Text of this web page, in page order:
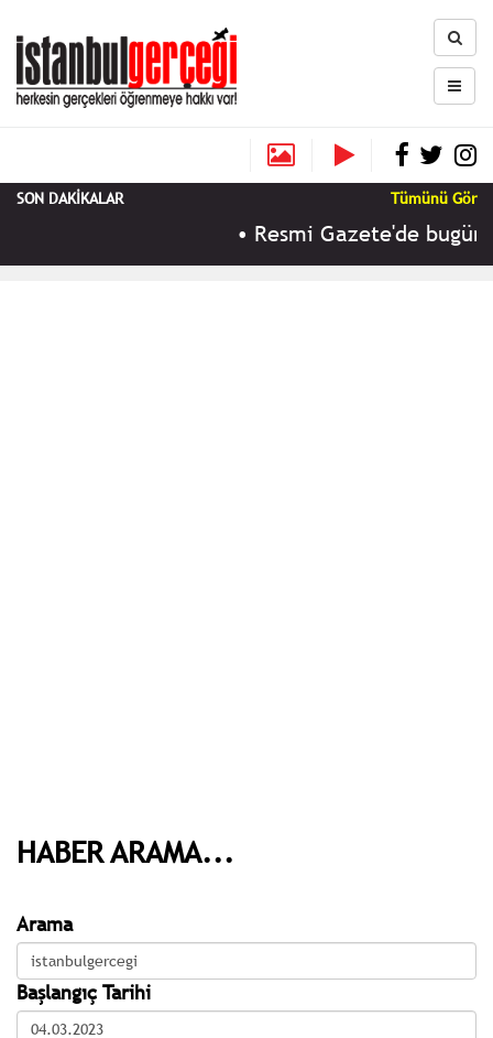
SON DAKİKALAR Tümünü Gör
Resmi Gazete'de bugün
HABER ARAMA...
Arama
Başlangıç Tarihi